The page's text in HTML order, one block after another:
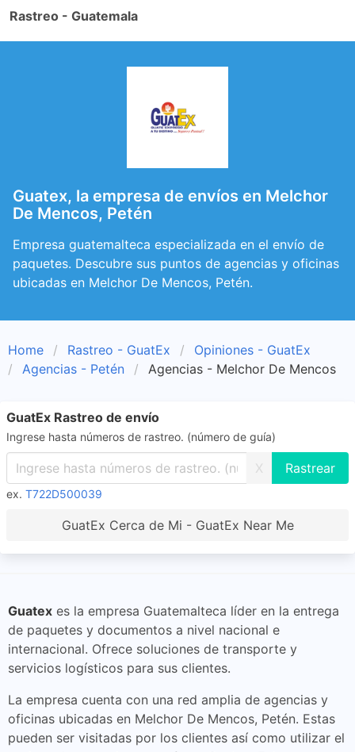
Rastreo - Guatemala
Guatex, la empresa de envíos en Melchor
De Mencos, Petén
Empresa guatemalteca especializada en el envío de
paquetes. Descubre sus puntos de agencias y oficinas
ubicadas en Melchor De Mencos, Petén.
Home Rastreo - GuatEx
Opiniones - GuatEx
Agencias - Petén
Agencias - Melchor De Mencos
GuatEx Rastreo de envío
Ingrese hasta números de rastreo. (número de guía)
X
ex. T722D500039
GuatEx Cerca de Mi - GuatEx Near Me
Guatex es la empresa Guatemalteca líder en la entrega
de paquetes y documentos a nivel nacional e
internacional. Ofrece soluciones de transporte y
servicios logísticos para sus clientes.
La empresa cuenta con una red amplia de agencias y
oficinas ubicadas en Melchor De Mencos, Petén. Estas
pueden ser visitadas por los clientes así como utilizar el